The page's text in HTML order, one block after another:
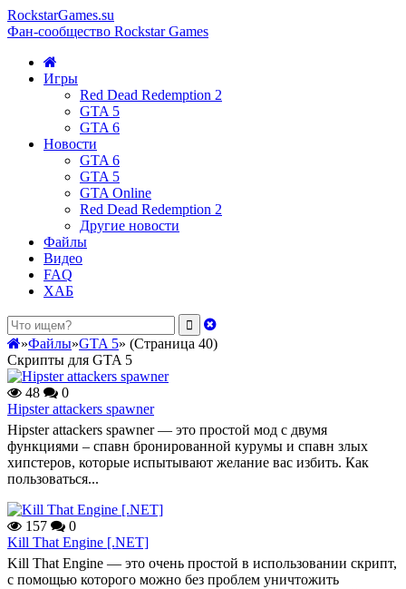
RockstarGames.su
Фан-сообщество Rockstar Games
Игры
Red Dead Redemption 2
GTA 5
GTA 6
Новости
GTA 6
GTA 5
GTA Online
Red Dead Redemption 2
Другие новости
Файлы
Видео
FAQ
ХАБ
»Файлы»GTA 5» (Страница 40)
Скрипты для GTA 5
48
0
Hipster attackers spawner
Hipster attackers spawner — это простой мод с двумя
функциями – спавн бронированной курумы и спавн злых
хипстеров, которые испытывают желание вас избить. Как
пользоваться...
157
0
Kill That Engine [.NET]
Kill That Engine — это очень простой в использовании скрипт,
с помощью которого можно без проблем уничтожить